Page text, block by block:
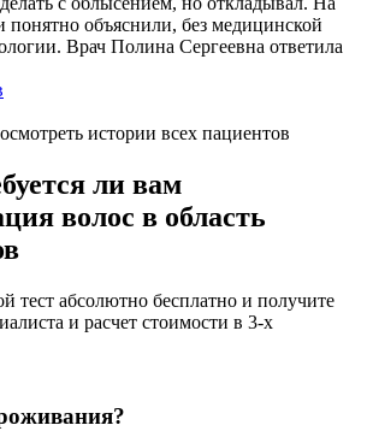
понятно объяснили, без медицинской
Врач Полина Сергеевна ответила
истории всех пациентов
ли вам
волос в область
тест абсолютно бесплатно и получите
и расчет стоимости в 3-х